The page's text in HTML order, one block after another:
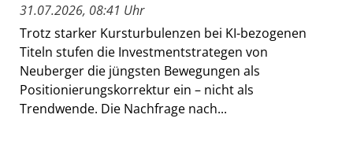
31.07.2026, 08:41 Uhr
Trotz starker Kursturbulenzen bei KI-bezogenen
Titeln stufen die Investmentstrategen von
Neuberger die jüngsten Bewegungen als
Positionierungskorrektur ein – nicht als
Trendwende. Die Nachfrage nach...